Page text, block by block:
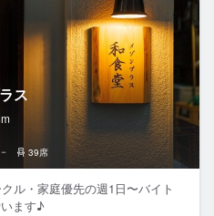
ス
－ 39席
ル・家庭優先の週1日〜バイト
ます♪